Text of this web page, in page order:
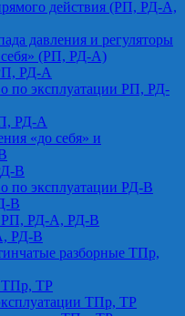
действия (РП, РД-А,
давления и регуляторы
себя» (РП, РД-А)
РД-А
по эксплуатации РП, РД-
РД-А
«до себя» и
В
по эксплуатации РД-В
В
РП, РД-А, РД-В
РД-В
разборные ТПр,
ТПр, ТР
ТПр, ТР